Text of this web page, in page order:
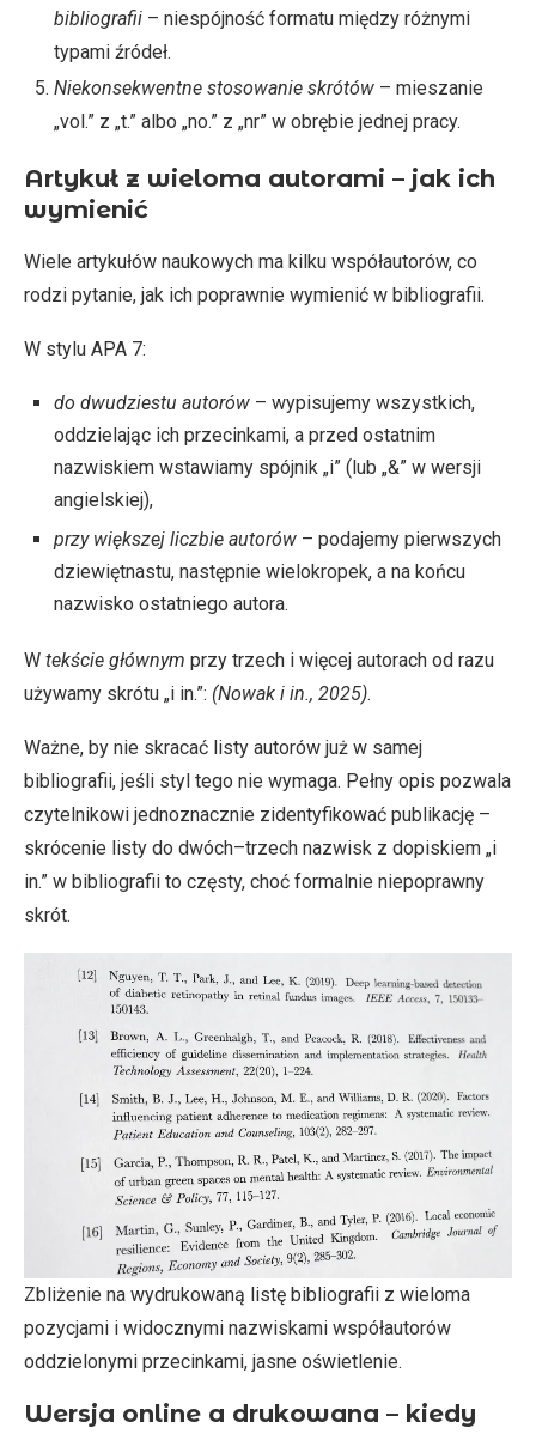
bibliografii – niespójność formatu między różnymi
typami źródeł.
Niekonsekwentne stosowanie skrótów – mieszanie
„vol.” z „t.” albo „no.” z „nr” w obrębie jednej pracy.
Artykuł z wieloma autorami – jak ich
wymienić
Wiele artykułów naukowych ma kilku współautorów, co
rodzi pytanie, jak ich poprawnie wymienić w bibliografii.
W stylu APA 7:
do dwudziestu autorów – wypisujemy wszystkich,
oddzielając ich przecinkami, a przed ostatnim
nazwiskiem wstawiamy spójnik „i” (lub „&” w wersji
angielskiej),
przy większej liczbie autorów – podajemy pierwszych
dziewiętnastu, następnie wielokropek, a na końcu
nazwisko ostatniego autora.
W tekście głównym przy trzech i więcej autorach od razu
używamy skrótu „i in.”: (Nowak i in., 2025).
Ważne, by nie skracać listy autorów już w samej
bibliografii, jeśli styl tego nie wymaga. Pełny opis pozwala
czytelnikowi jednoznacznie zidentyfikować publikację –
skrócenie listy do dwóch–trzech nazwisk z dopiskiem „i
in.” w bibliografii to częsty, choć formalnie niepoprawny
skrót.
Zbliżenie na wydrukowaną listę bibliografii z wieloma
pozycjami i widocznymi nazwiskami współautorów
oddzielonymi przecinkami, jasne oświetlenie.
Wersja online a drukowana – kiedy